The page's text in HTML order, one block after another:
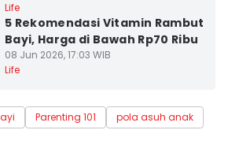
Life
5 Rekomendasi Vitamin Rambut
Bayi, Harga di Bawah Rp70 Ribu
08 Jun 2026, 17:03 WIB
Life
Parenting 101
pola asuh anak